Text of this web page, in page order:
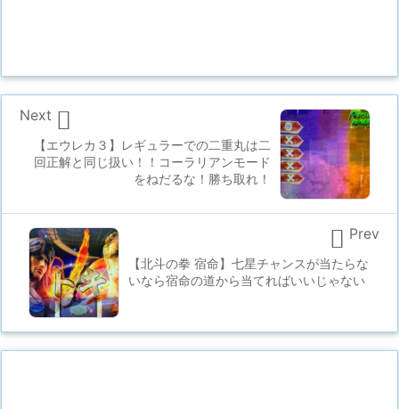
【エウレカ３】レギュラーでの二重丸は二
回正解と同じ扱い！！コーラリアンモード
をねだるな！勝ち取れ！

Next
【北斗の拳 宿命】七星チャンスが当たらな
いなら宿命の道から当てればいいじゃない
 Prev